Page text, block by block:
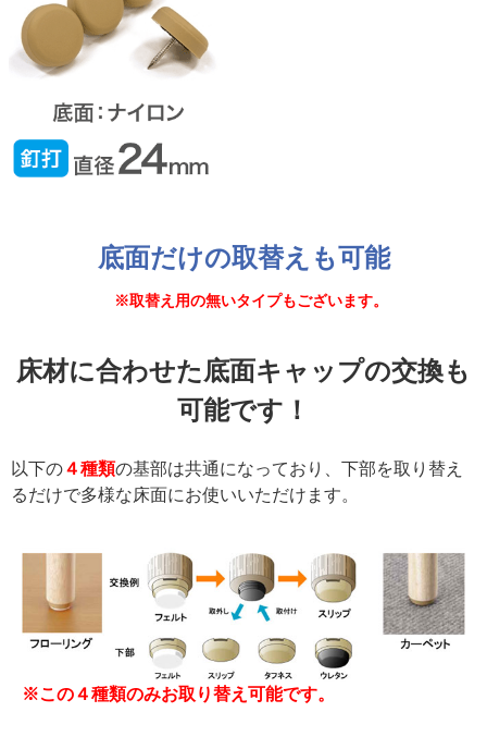
底面だけの取替えも可能
※取替え用の無いタイプもございます。
床材に合わせた底面キャップの交換も
可能です！
以下の４種類の基部は共通になっており、下部を取り替え
るだけで多様な床面にお使いいただけます。
※この４種類のみお取り替え可能です。